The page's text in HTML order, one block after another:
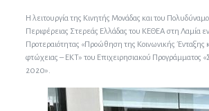
Η λειτουργία της Κινητής Μονάδας και του
Περιφέρειας Στερεάς Ελλάδας του ΚΕΘΕΑ στη Λαμία
Προτεραιότητας «Προώθηση της Κοινωνικής Ένταξης
φτώχειας – ΕΚΤ» του Επιχειρησιακού Προγράμματος
2020».